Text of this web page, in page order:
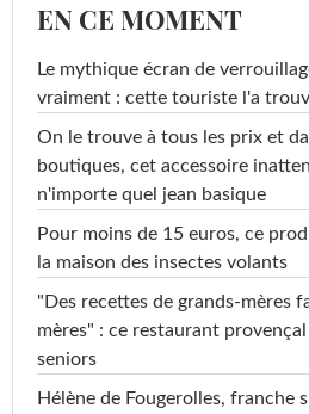
EN CE MOMENT
Le mythique écran de
vraiment : cette touriste l'a
On le trouve à tous les prix et
boutiques, cet accessoire
n'importe quel jean basique
Pour moins de 15 euros, ce
la maison des insectes volants
"Des recettes de grands-mères
mères" : ce restaurant
seniors
Hélène de Fougerolles, franche